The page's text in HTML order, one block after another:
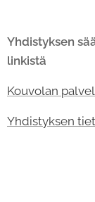
Yhdistyksen
linkistä
Kouvolan
Yhdistyksen